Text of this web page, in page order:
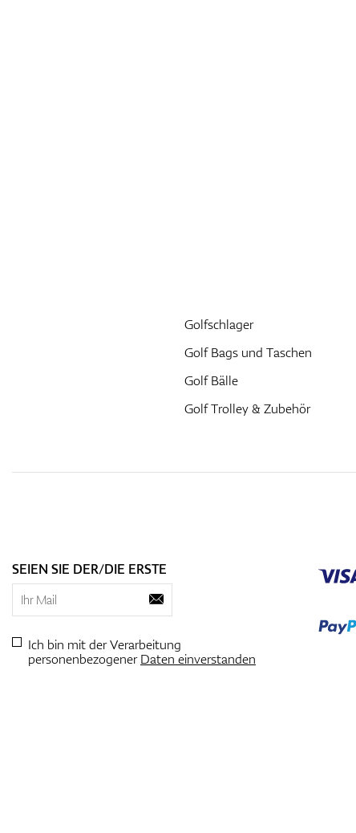
Golfschlager
Golf Bags und Taschen
Golf Bälle
Golf Trolley & Zubehör
SEIEN SIE DER/DIE ERSTE
Ich bin mit der Verarbeitung
personenbezogenerDaten einverstanden